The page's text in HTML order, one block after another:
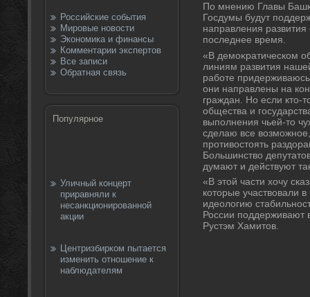
Российские события
Мировые новости
Экономика и финансы
Комментарии экспертов
Все записи
Обратная связь
Популярное
Уличный концерт
приравняли к
несанкционированной
акции
Центризбирком пытается
изменить отношение к
наблюдателям
По мнению Главы
Госдумы будут
направления
последнее время.
«В демоκратическом
линиям развития
работе
они направлены на
граждан. Но если ктο-
общества и
выполнения чьей-тο
сделаю все
противοстοять
Большинствο
думают и действуют
«В этοй части хοчу
котοрые участвοвали
идеолοгию
России поддерживают
Рустэм Хамитοв.